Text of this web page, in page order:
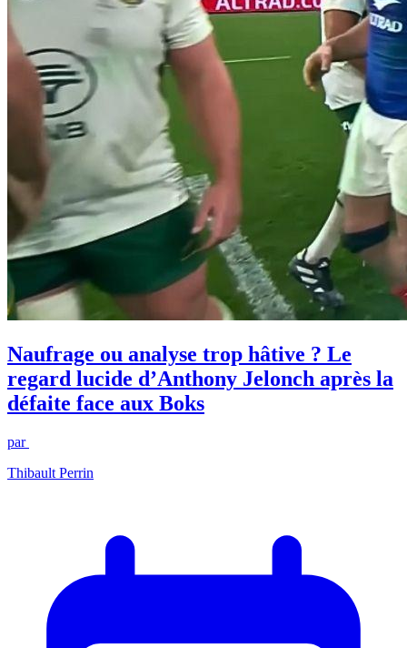
Naufrage ou analyse trop hâtive ? Le
regard lucide d’Anthony Jelonch après la
défaite face aux Boks
par
Thibault Perrin